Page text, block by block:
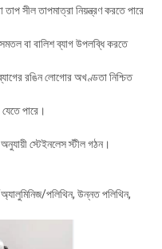
তাপ সীল তাপমাত্রা নিয়ন্ত্রণ করতে পারে
বা বালিশ ব্যাগ উপলব্ধি করতে
রঙিন লোগোর অখণ্ডতা নিশ্চিত
পারে।
স্টেইনলেস স্টীল গঠন।
পলিথিন, উন্নত পলিথিন,